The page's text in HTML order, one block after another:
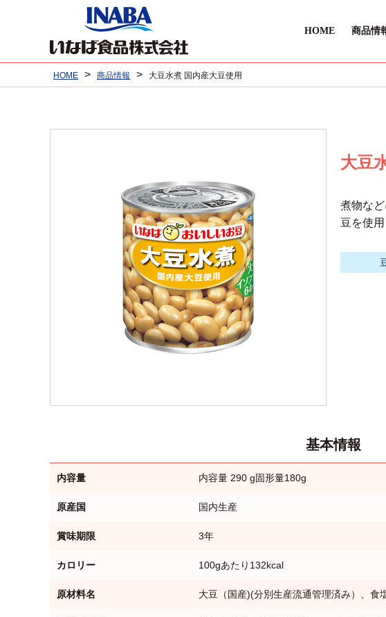
HOME 商品情
HOME > 商品情報 > 大豆水煮 国内産大豆使用
大豆
煮物な
豆を使用
基本情報
内容量 内容量 290 g固形量180g
原産国 国内生産
賞味期限 3年
カロリー 100gあたり132kcal
原材料名 大豆（国産)(分別生産流通管理済み）、食